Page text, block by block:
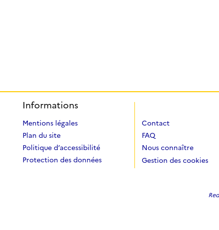
Informations
Mentions légales
Plan du site
Politique d’accessibilité
Protection des données
Contact
FAQ
Nous connaître
Gestion des cookies